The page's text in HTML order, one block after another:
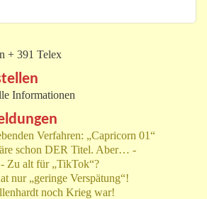
+ 391 Telex
Informationen
Verfahren: „Capricorn 01“
schon DER Titel. Aber… -
Zu alt für „TikTok“?
nur „geringe Verspätung“!
noch Krieg war!